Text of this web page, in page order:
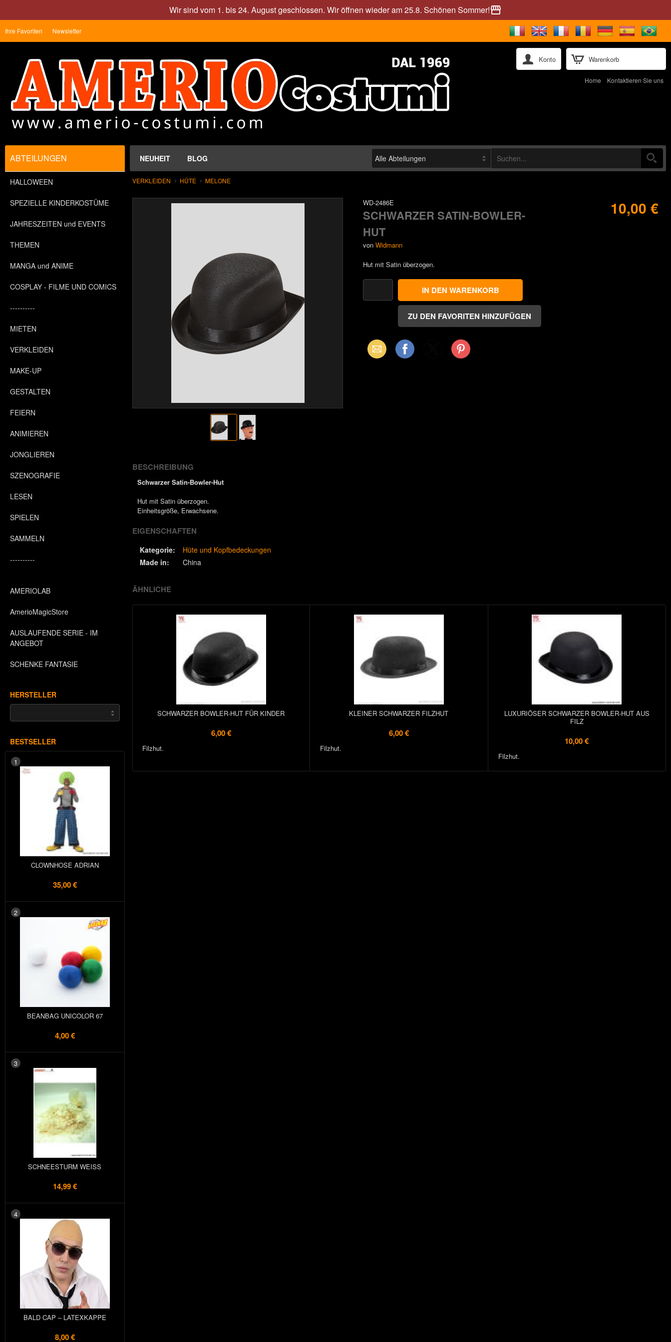
Wir sind vom 1. bis 24. August geschlossen. Wir öffnen wieder am 25.8. Schönen Sommer!storefront
Warenkorb
Ihre Favoriten Newsletter
Konto
Home Kontaktieren Sie uns
NEUHEIT BLOG
ABTEILUNGEN
HALLOWEEN
SPEZIELLE KINDERKOSTÜME
JAHRESZEITEN und EVENTS
THEMEN
MANGA und ANIME
COSPLAY - FILME UND COMICS
----------
MIETEN
VERKLEIDEN
MAKE-UP
GESTALTEN
FEIERN
ANIMIEREN
JONGLIEREN
SZENOGRAFIE
LESEN
SPIELEN
SAMMELN
----------
AMERIOLAB
AmerioMagicStore
AUSLAUFENDE SERIE - IM
ANGEBOT
SCHENKE FANTASIE
HERSTELLER
BESTSELLER
1
CLOWNHOSE ADRIAN
35,00 €
2
BEANBAG UNICOLOR 67
4,00 €
3
SCHNEESTURM WEISS
14,99 €
4
BALD CAP – LATEXKAPPE
8,00 €
VERKLEIDEN HÜTE MELONE
WD-2486E
SCHWARZER SATIN-BOWLER-
HUT
von Widmann
Hut mit Satin überzogen.
10,00 €
Email Facebook Pinterest
BESCHREIBUNG
Schwarzer Satin-Bowler-Hut
Hut mit Satin überzogen.
Einheitsgröße, Erwachsene.
EIGENSCHAFTEN
Kategorie:
Hüte und Kopfbedeckungen
Made in:
China
ÄHNLICHE
SCHWARZER BOWLER-HUT FÜR KINDER
6,00 €
Filzhut.
KLEINER SCHWARZER FILZHUT
6,00 €
Filzhut.
LUXURIÖSER SCHWARZER BOWLER-HUT AUS
FILZ
10,00 €
Filzhut.